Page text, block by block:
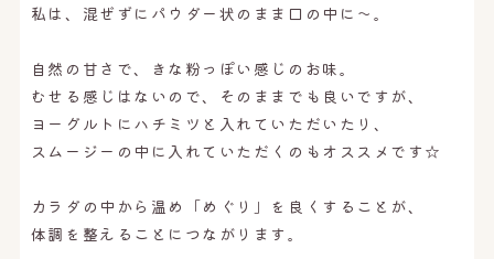
私は、混ぜずにパウダー状のまま口の中に〜。
自然の甘さで、きな粉っぽい感じのお味。
むせる感じはないので、そのままでも良いですが、
ヨーグルトにハチミツと入れていただいたり、
スムージーの中に入れていただくのもオススメです☆
カラダの中から温め「めぐり」を良くすることが、
体調を整えることにつながります。